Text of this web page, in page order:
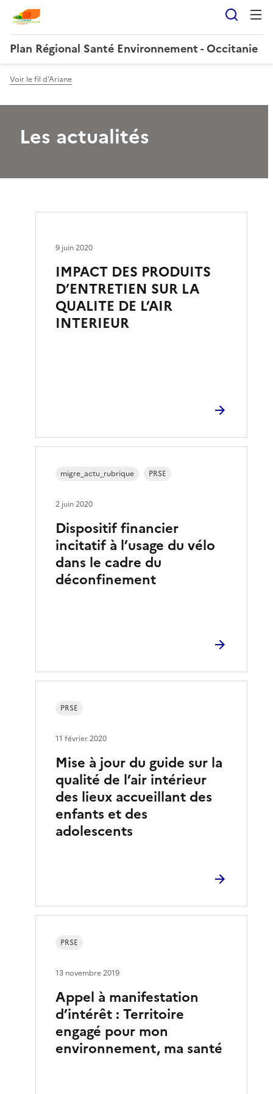
Plan Régional Santé Environnement - Occitanie
Voir le fil d'Ariane
Les actualités
IMPACT DES PRODUITS
D’ENTRETIEN SUR LA
QUALITE DE L’AIR
INTERIEUR
9 juin 2020
Dispositif financier
incitatif à l’usage du vélo
dans le cadre du
déconfinement
migre_actu_rubrique PRSE
2 juin 2020
Mise à jour du guide sur la
qualité de l’air intérieur
des lieux accueillant des
enfants et des
adolescents
PRSE
11 février 2020
Appel à manifestation
d’intérêt : Territoire
engagé pour mon
environnement, ma santé
PRSE
13 novembre 2019